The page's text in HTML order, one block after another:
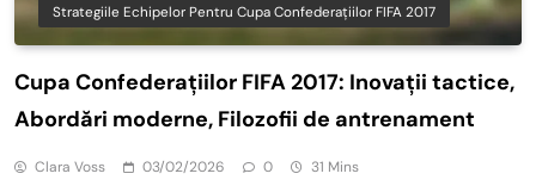
Strategiile Echipelor Pentru Cupa Confederațiilor FIFA 2017
Cupa Confederațiilor FIFA 2017: Inovații tactice,
Abordări moderne, Filozofii de antrenament
Clara Voss 03/02/2026 0 31 Mins